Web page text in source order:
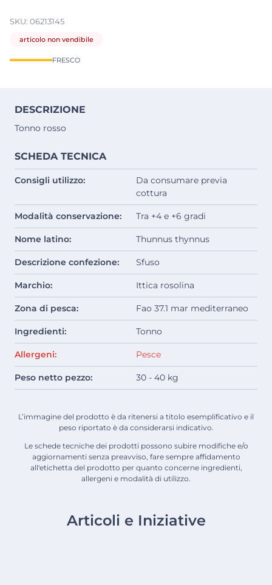
SKU: 06213145
articolo non vendibile
FRESCO
DESCRIZIONE
Tonno rosso
SCHEDA TECNICA
Consigli utilizzo:
Da consumare previa
cottura
Modalità conservazione: Tra +4 e +6 gradi
Nome latino: Thunnus thynnus
Descrizione confezione: Sfuso
Marchio: Ittica rosolina
Zona di pesca: Fao 37.1 mar mediterraneo
Ingredienti: Tonno
Allergeni: Pesce
Peso netto pezzo: 30 - 40 kg
L’immagine del prodotto è da ritenersi a titolo esemplificativo e il
peso riportato è da considerarsi indicativo.
Le schede tecniche dei prodotti possono subire modifiche e/o
aggiornamenti senza preavviso, fare sempre affidamento
all'etichetta del prodotto per quanto concerne ingredienti,
allergeni e modalità di utilizzo.
Articoli e Iniziative